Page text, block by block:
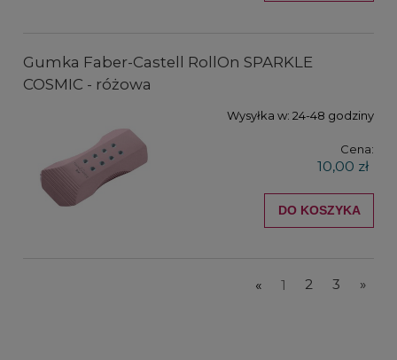
Gumka Faber-Castell RollOn SPARKLE
COSMIC - różowa
Wysyłka w: 24-48 godziny
Cena:
10,00 zł
DO KOSZYKA
« 1 2 3 »